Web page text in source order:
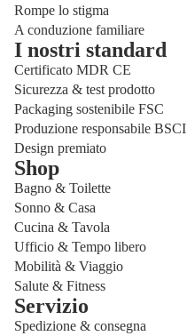
Rompe lo stigma
A conduzione familiare
I nostri standard
Certificato MDR CE
Sicurezza & test prodotto
Packaging sostenibile FSC
Produzione responsabile BSCI
Design premiato
Shop
Bagno & Toilette
Sonno & Casa
Cucina & Tavola
Ufficio & Tempo libero
Mobilità & Viaggio
Salute & Fitness
Servizio
Spedizione & consegna
Informativa sulla privacy